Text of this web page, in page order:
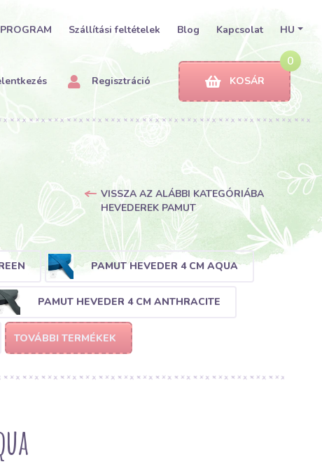
Szállítási feltételek Blog Kapcsolat HU
Regisztráció
0
KOSÁR
VISSZA AZ ALÁBBI KATEGÓRIÁBA
HEVEDEREK PAMUT
PAMUT HEVEDER 4 CM AQUA
PAMUT HEVEDER 4 CM ANTHRACITE
TOVÁBBI TERMÉKEK